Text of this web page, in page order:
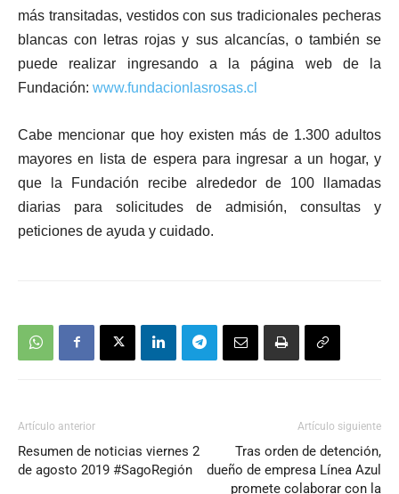
más transitadas, vestidos con sus tradicionales pecheras
blancas con letras rojas y sus alcancías, o también se
puede realizar ingresando a la página web de la
Fundación: www.fundacionlasrosas.cl
Cabe mencionar que hoy existen más de 1.300 adultos
mayores en lista de espera para ingresar a un hogar, y
que la Fundación recibe alrededor de 100 llamadas
diarias para solicitudes de admisión, consultas y
peticiones de ayuda y cuidado.
Artículo anterior
Resumen de noticias viernes 2
de agosto 2019 #SagoRegión
Artículo siguiente
Tras orden de detención,
dueño de empresa Línea Azul
promete colaborar con la